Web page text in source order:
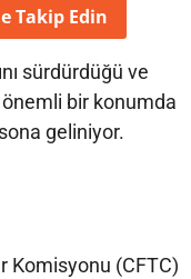
Takip Edin
sürdürdüğü ve
bir konumda
geliniyor.
Komisyonu (CFTC)